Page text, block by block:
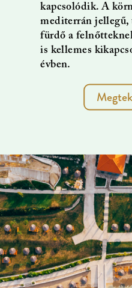
kapcsolódik. A
mediterrán jellegű,
fürdő a
is kellemes
évben.